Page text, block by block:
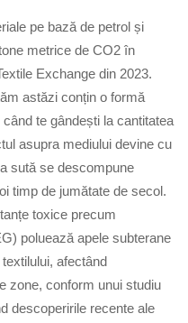
pe bază de petrol și
metrice de CO2 în
Exchange din 2023.
astăzi conțin o formă
te gândești la cantitatea
asupra mediului devine cu
sută se descompune
timp de jumătate de secol.
toxice precum
poluează apele subterane
afectând
zone, conform unui studiu
descoperirile recente ale